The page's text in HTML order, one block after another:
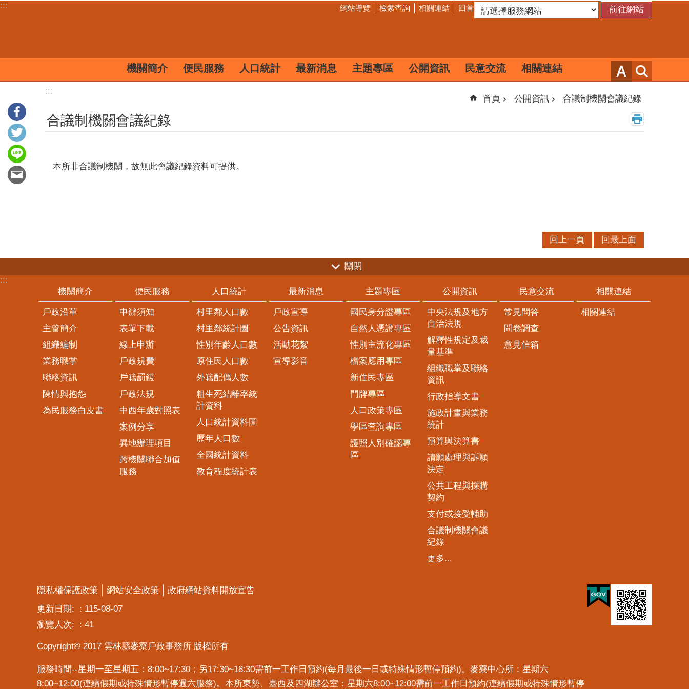
跳到主要內容區塊
::: 網站導覽 檢索查詢 相關連結 回首頁
機關簡介 便民服務 人口統計 最新消息 主題專區 公開資訊 民意交流 相關連結
:::
首頁 公開資訊 合議制機關會議紀錄
合議制機關會議紀錄
本所非合議制機關，故無此會議紀錄資料可提供。
回上一頁 回最上面
關閉
:::
機關簡介
戶政沿革
主管簡介
組織編制
業務職掌
聯絡資訊
陳情與抱怨
為民服務白皮書
便民服務
申辦須知
表單下載
線上申辦
戶政規費
戶籍罰鍰
戶政法規
中西年歲對照表
案例分享
異地辦理項目
跨機關聯合加值
服務
人口統計
村里鄰人口數
村里鄰統計圖
性別年齡人口數
原住民人口數
外籍配偶人數
粗生死結離率統
計資料
人口統計資料圖
歷年人口數
全國統計資料
教育程度統計表
最新消息
戶政宣導
公告資訊
活動花絮
宣導影音
主題專區
國民身分證專區
自然人憑證專區
性別主流化專區
檔案應用專區
新住民專區
門牌專區
人口政策專區
學區查詢專區
護照人別確認專
區
公開資訊
中央法規及地方
自治法規
解釋性規定及裁
量基準
組織職掌及聯絡
資訊
行政指導文書
施政計畫與業務
統計
預算與決算書
請願處理與訴願
決定
公共工程與採購
契約
支付或接受輔助
合議制機關會議
紀錄
更多...
民意交流
常見問答
問卷調查
意見信箱
相關連結
相關連結
隱私權保護政策 網站安全政策
政府網站資料開放宣告
更新日期:
115-08-07
瀏覽人次:
41
Copyright© 2017 雲林縣麥寮戶政事務所 版權所有
服務時間--星期一至星期五：8:00~17:30；另17:30~18:30需前一工作日預約(每月最後一日或特殊情形暫停預約)。麥寮中心所：星期六
8:00~12:00(連續假期或特殊情形暫停週六服務)。本所東勢、臺西及四湖辦公室：星期六8:00~12:00需前一工作日預約(連續假期或特殊情形暫停